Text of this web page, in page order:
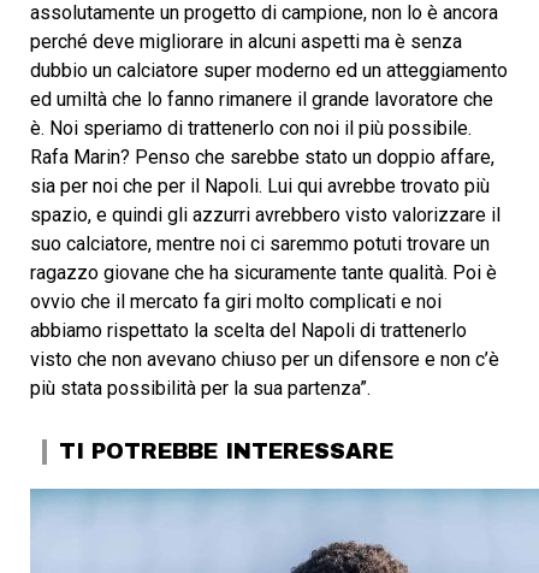
assolutamente un progetto di campione, non lo è ancora
perché deve migliorare in alcuni aspetti ma è senza
dubbio un calciatore super moderno ed un atteggiamento
ed umiltà che lo fanno rimanere il grande lavoratore che
è. Noi speriamo di trattenerlo con noi il più possibile.
Rafa Marin? Penso che sarebbe stato un doppio affare,
sia per noi che per il Napoli. Lui qui avrebbe trovato più
spazio, e quindi gli azzurri avrebbero visto valorizzare il
suo calciatore, mentre noi ci saremmo potuti trovare un
ragazzo giovane che ha sicuramente tante qualità. Poi è
ovvio che il mercato fa giri molto complicati e noi
abbiamo rispettato la scelta del Napoli di trattenerlo
visto che non avevano chiuso per un difensore e non c’è
più stata possibilità per la sua partenza”.
TI POTREBBE INTERESSARE